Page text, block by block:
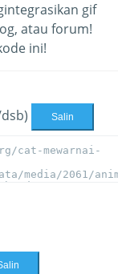
gif
atau forum!
ini!
Salin